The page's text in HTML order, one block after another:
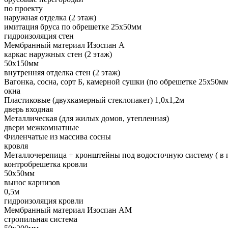
по проекту
наружная отделка (2 этаж)
имитация бруса по обрешетке 25х50мм
гидроизоляция стен
Мембранный материал Изоспан А
каркас наружных стен (2 этаж)
50х150мм
внутренняя отделка стен (2 этаж)
Вагонка, сосна, сорт Б, камерной сушки (по обрешетке
окна
Пластиковые (двухкамерный стеклопакет) 1,0х1,2м
дверь входная
Металлическая (для жилых домов, утепленная)
двери межкомнатные
Филенчатые из массива сосны
кровля
Металлочерепица + кронштейны под водосточную систему ( в
контробрешетка кровли
50х50мм
вынос карнизов
0,5м
гидроизоляция кровли
Мембранный материал Изоспан АМ
стропильная система